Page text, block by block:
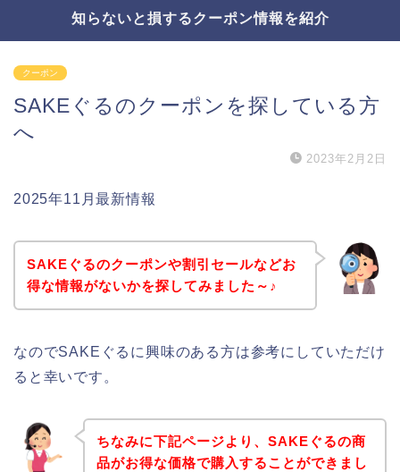
知らないと損するクーポン情報を紹介
クーポン
SAKEぐるのクーポンを探している方
へ
2023年2月2日
2025年11月最新情報
SAKEぐるのクーポンや割引セールなどお
得な情報がないかを探してみました～♪
なのでSAKEぐるに興味のある方は参考にしていただけ
ると幸いです。
ちなみに下記ページより、SAKEぐるの商
品がお得な価格で購入することができまし